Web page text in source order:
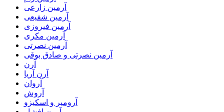
آرمین زارعی
آرمین شفیعی
آرمین فیروزی
آرمین مکری
آرمین نصرتی
آرمین نصرتی و صادق بوقی
آرن
آرن آریا
آروان
آروش
آرومیر و اسکیزو